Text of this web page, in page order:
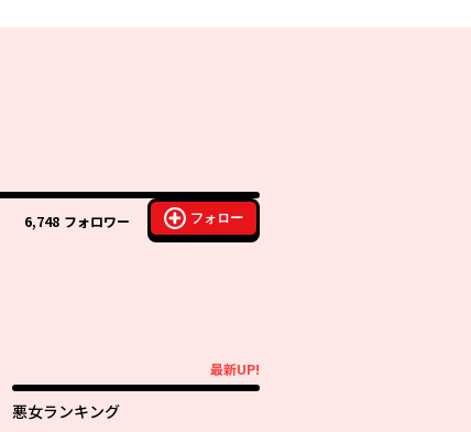
6,748 フォロワー フォロー
最新UP!
悪女ランキング